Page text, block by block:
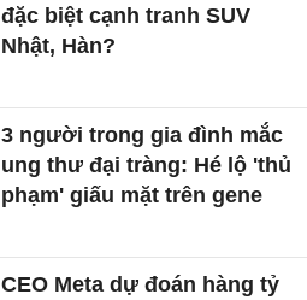
đặc biệt cạnh tranh SUV
Nhật, Hàn?
3 người trong gia đình mắc
ung thư đại tràng: Hé lộ 'thủ
phạm' giấu mặt trên gene
CEO Meta dự đoán hàng tỷ